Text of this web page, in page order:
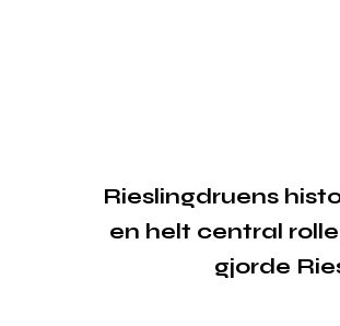
Rieslingdruens
en helt central
gjorde